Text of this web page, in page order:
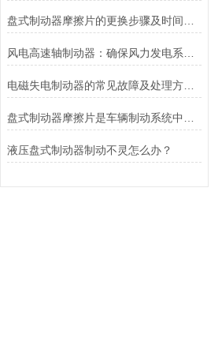
电磁失电制动器的常见故障及处理方法讲解
液压盘式制动器制动不灵怎么办？